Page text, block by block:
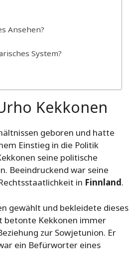
Ansehen?
System?
Kekkonen
geboren und hatte
Einstieg in die Politik
seine politische
Beeindruckend war seine
in Finnland.
gewählt und bekleidete dieses
betonte Kekkonen immer
zur Sowjetunion. Er
ein Befürworter eines